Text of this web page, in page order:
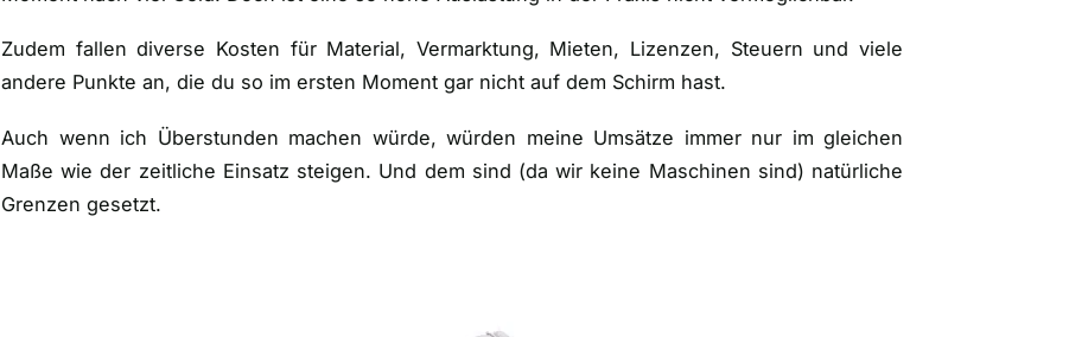
Zudem fallen diverse Kosten für Material, Vermarktung, Mieten, Lizenzen, Steuern und viele
andere Punkte an, die du so im ersten Moment gar nicht auf dem Schirm hast.
Auch wenn ich Überstunden machen würde, würden meine Umsätze immer nur im gleichen
Maße wie der zeitliche Einsatz steigen. Und dem sind (da wir keine Maschinen sind) natürliche
Grenzen gesetzt.